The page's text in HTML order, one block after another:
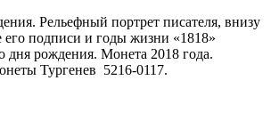
Рельефный портрет писателя, внизу
подписи и годы жизни «1818»
дня рождения. Монета 2018 года.
Тургенев 5216-0117.